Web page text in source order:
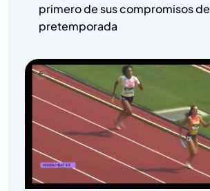
primero de sus compromisos de
pretemporada